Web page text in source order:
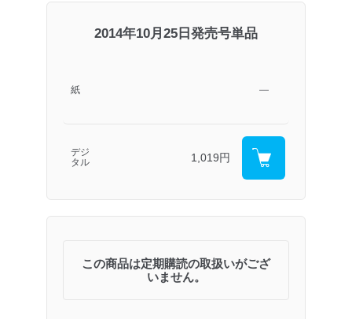
2014年10月25日発売号単品
紙 ―
デジ
タル
1,019円
この商品は定期購読の取扱いがござ
いません。